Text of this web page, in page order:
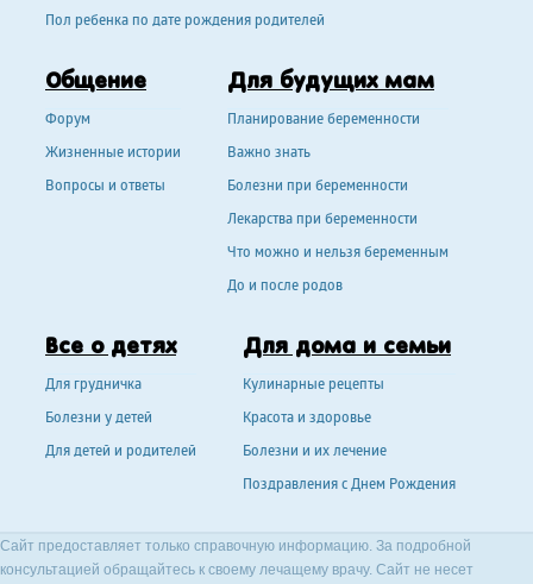
Пол ребенка по дате рождения родителей
Общение
Форум
Жизненные истории
Вопросы и ответы
Для будущих мам
Планирование беременности
Важно знать
Болезни при беременности
Лекарства при беременности
Что можно и нельзя беременным
До и после родов
Все о детях
Для грудничка
Болезни у детей
Для детей и родителей
Для дома и семьи
Кулинарные рецепты
Красота и здоровье
Болезни и их лечение
Поздравления с Днем Рождения
Сайт предоставляет только справочную информацию. За подробной
консультацией обращайтесь к своему лечащему врачу. Сайт не несет